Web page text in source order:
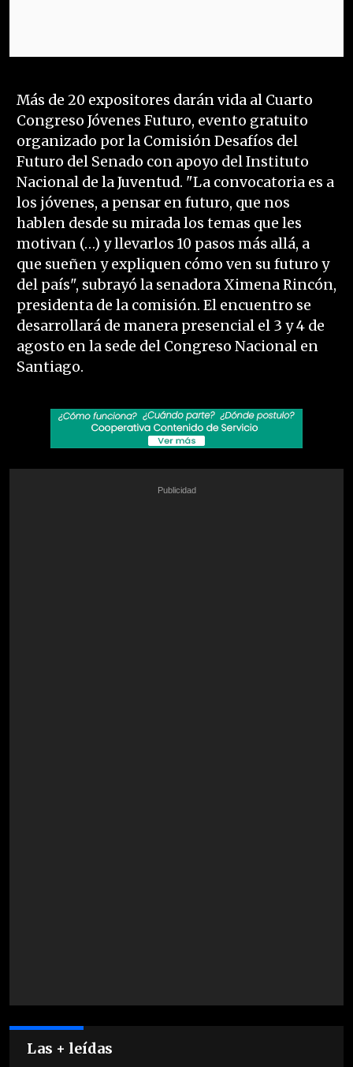
Más de 20 expositores darán vida al Cuarto
Congreso Jóvenes Futuro, evento gratuito
organizado por la Comisión Desafíos del
Futuro del Senado con apoyo del Instituto
Nacional de la Juventud. "La convocatoria es a
los jóvenes, a pensar en futuro, que nos
hablen desde su mirada los temas que les
motivan (…) y llevarlos 10 pasos más allá, a
que sueñen y expliquen cómo ven su futuro y
del país", subrayó la senadora Ximena Rincón,
presidenta de la comisión. El encuentro se
desarrollará de manera presencial el 3 y 4 de
agosto en la sede del Congreso Nacional en
Santiago.
Las + leídas